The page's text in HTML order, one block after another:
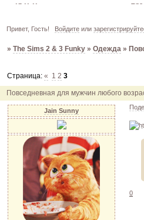
17.11.11
извлекаем меш. TS3
15.11.11
урок
создаём свою обувь!
03.10.11
инфо
город из GTA VC в
12.04.11
инфо
04.04.11
акция
акция "Друг"
04.04.11
акция акция "Downloads"
Привет, Гость! Войдитеили
»The Sims 2 & 3 Funky »Одежда »
Повседневная для мужчин любого
Страница:« 1 2 3
Jain Sunny
0